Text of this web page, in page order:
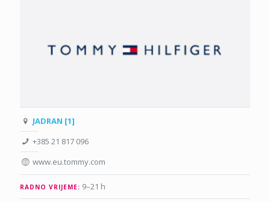
JADRAN [1]
+385 21 817 096
www.eu.tommy.com
RADNO VRIJEME: 9–21 h